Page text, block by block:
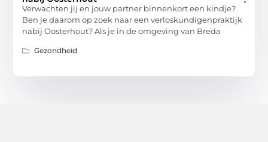
Verwachten jij en jouw partner binnenkort een kindje?
Ben je daarom op zoek naar een verloskundigenpraktijk
nabij Oosterhout? Als je in de omgeving van Breda
Gezondheid